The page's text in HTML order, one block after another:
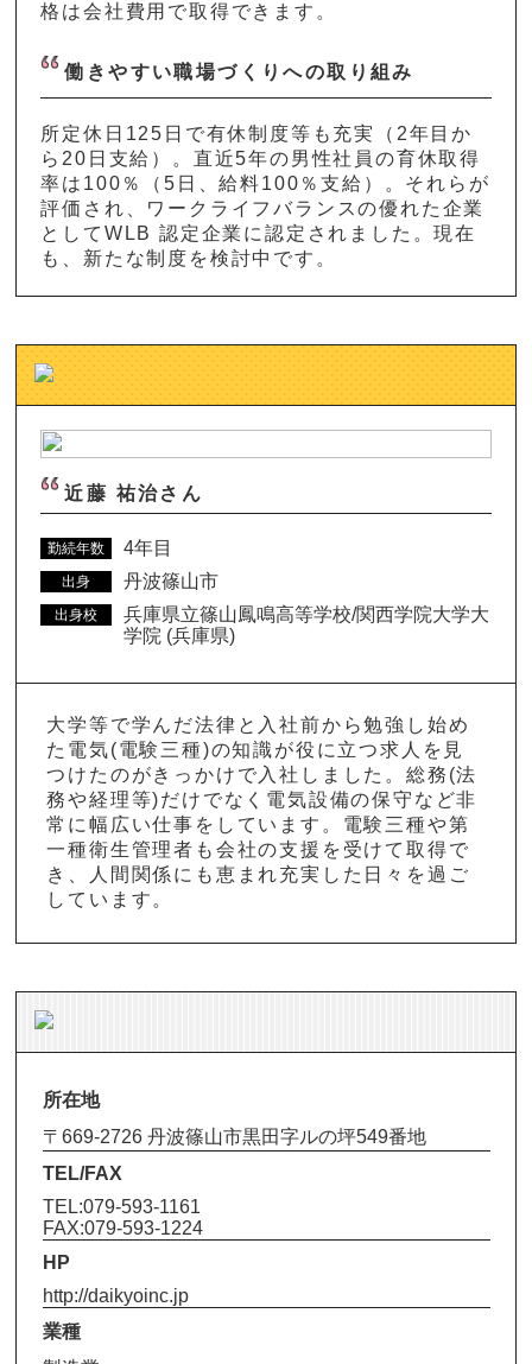
格は会社費用で取得できます。
働きやすい職場づくりへの取り組み
所定休日125日で有休制度等も充実（2年目か
ら20日支給）。直近5年の男性社員の育休取得
率は100％（5日、給料100％支給）。それらが
評価され、ワークライフバランスの優れた企業
としてWLB 認定企業に認定されました。現在
も、新たな制度を検討中です。
近藤 祐治さん
勤続年数 4年目
出身 丹波篠山市
出身校
兵庫県立篠山鳳鳴高等学校/関西学院大学大
学院 (兵庫県)
大学等で学んだ法律と入社前から勉強し始め
た電気(電験三種)の知識が役に立つ求人を見
つけたのがきっかけで入社しました。総務(法
務や経理等)だけでなく電気設備の保守など非
常に幅広い仕事をしています。電験三種や第
一種衛生管理者も会社の支援を受けて取得で
き、人間関係にも恵まれ充実した日々を過ご
しています。
所在地
〒669-2726 丹波篠山市黒田字ルの坪549番地
TEL/FAX
TEL:079-593-1161
FAX:079-593-1224
HP
http://daikyoinc.jp
業種